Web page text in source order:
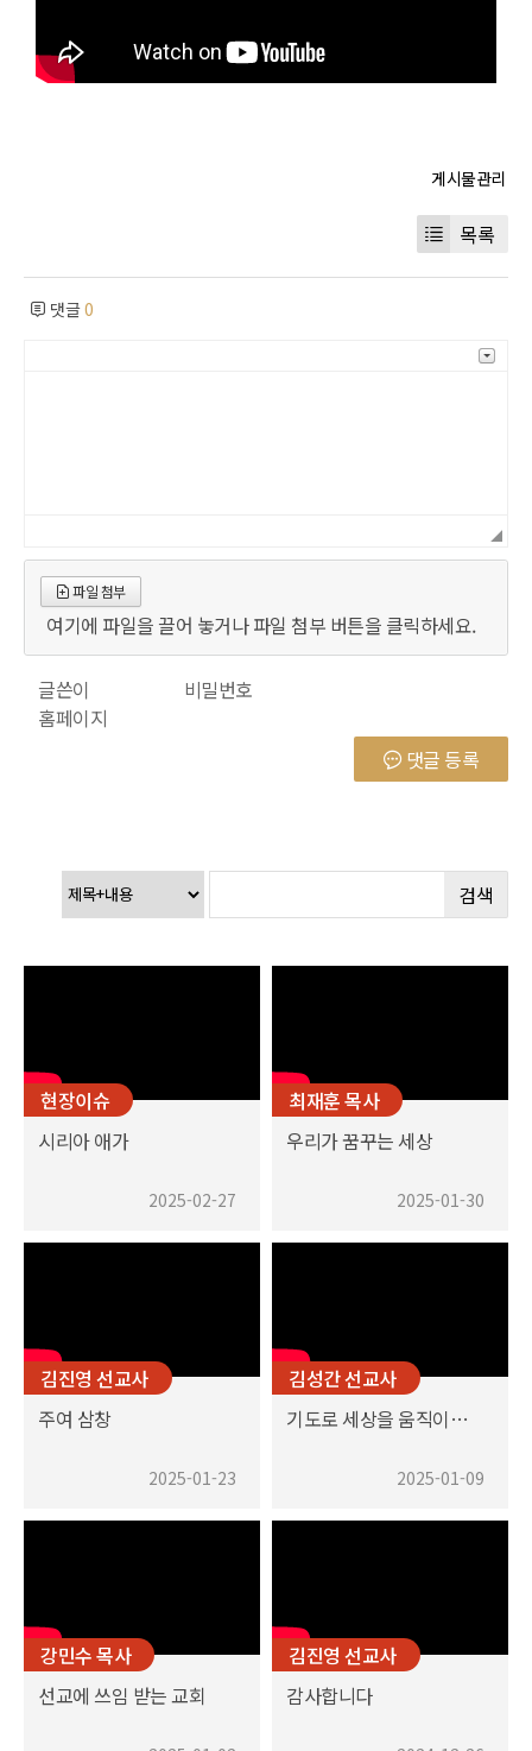
목록
댓글0
파일 첨부
여기에 파일을 끌어 놓거나 파일 첨부 버튼을 클릭하세요.
글쓴이
비밀번호
홈페이지
댓글 등록
검색
현장이슈
시리아 애가
2025-02-27
최재훈 목사
우리가 꿈꾸는 세상
2025-01-30
김진영 선교사
주여 삼창
2025-01-23
김성간 선교사
기도로 세상을 움직이는 하나님 나라의 실세
2025-01-09
강민수 목사
선교에 쓰임 받는 교회
김진영 선교사
감사합니다